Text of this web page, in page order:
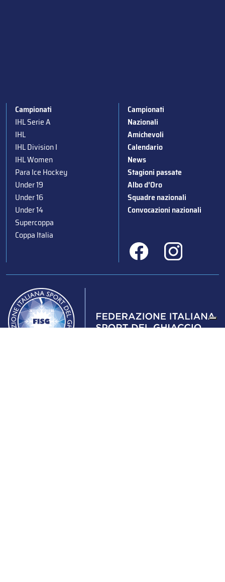
Campionati
IHL Serie A
IHL
IHL Division I
IHL Women
Para Ice Hockey
Under 19
Under 16
Under 14
Supercoppa
Coppa Italia
Campionati
Nazionali
Amichevoli
Calendario
News
Stagioni passate
Albo d’Oro
Squadre nazionali
Convocazioni nazionali